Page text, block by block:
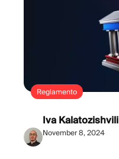
Reglamento
Iva Kalatozishvili
November 8, 2024